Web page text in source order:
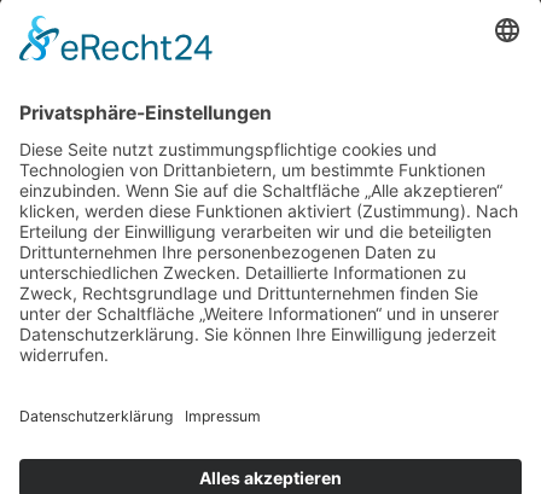
Fax: 0 36 43 / 881 91-59
E-Mail: info[at]oekoherz.de
Vereinsvorsitzende:
Maria Streitferdt
Suche
nach: